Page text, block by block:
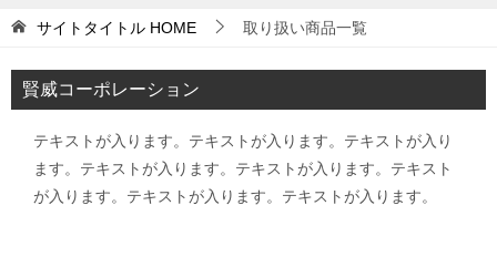
サイトタイトル HOME 取り扱い商品一覧
賢威コーポレーション
テキストが入ります。テキストが入ります。テキストが入り
ます。テキストが入ります。テキストが入ります。テキスト
が入ります。テキストが入ります。テキストが入ります。